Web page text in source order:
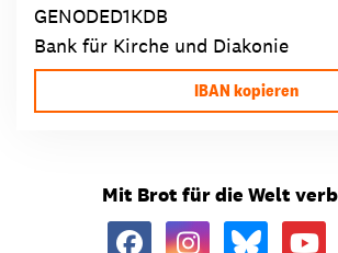
GENODED1KDB
Bank für Kirche und Diakonie
IBAN kopieren
Mit Brot für die Welt